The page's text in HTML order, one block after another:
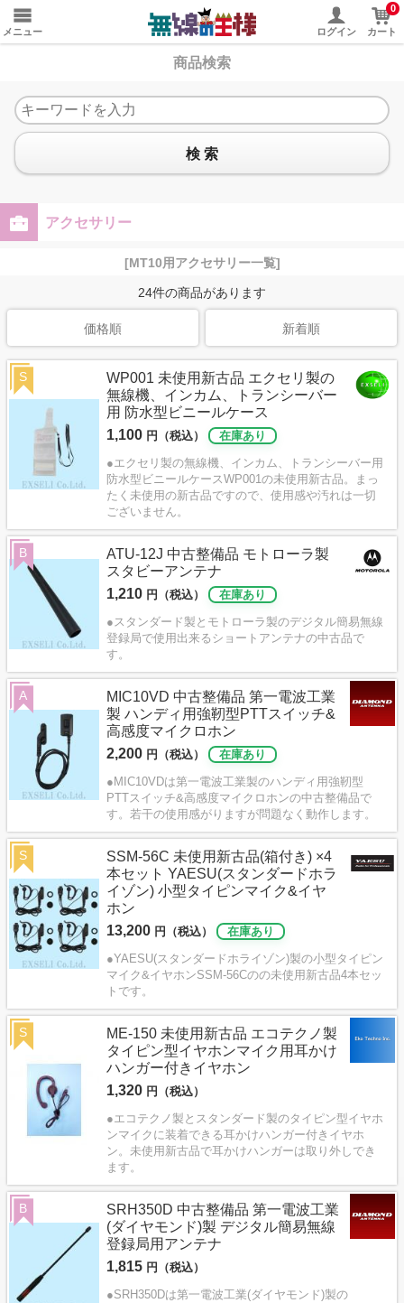
メニュー ログイン
0
カート
商品検索
検 索
アクセサリー
[MT10用アクセサリー一覧]
24件の商品があります
価格順 新着順
WP001 未使用新古品 エクセリ製の
無線機、インカム、トランシーバー
用 防水型ビニールケース
1,100 円（税込）
在庫あり
●エクセリ製の無線機、インカム、トランシーバー用
防水型ビニールケースWP001の未使用新古品。まっ
たく未使用の新古品ですので、使用感や汚れは一切
ございません。
S
ATU-12J 中古整備品 モトローラ製
スタビーアンテナ
1,210 円（税込）
在庫あり
●スタンダード製とモトローラ製のデジタル簡易無線
登録局で使用出来るショートアンテナの中古品で
す。
B
MIC10VD 中古整備品 第一電波工業
製 ハンディ用強靭型PTTスイッチ&
高感度マイクロホン
2,200 円（税込）
在庫あり
●MIC10VDは第一電波工業製のハンディ用強靭型
PTTスイッチ&高感度マイクロホンの中古整備品で
す。若干の使用感がりますが問題なく動作します。
A
SSM-56C 未使用新古品(箱付き) ×4
本セット YAESU(スタンダードホラ
イゾン) 小型タイピンマイク&イヤ
ホン
13,200 円（税込）
在庫あり
●YAESU(スタンダードホライゾン)製の小型タイピン
マイク&イヤホンSSM-56Cのの未使用新古品4本セッ
トです。
S
ME-150 未使用新古品 エコテクノ製
タイピン型イヤホンマイク用耳かけ
ハンガー付きイヤホン
1,320 円（税込）
●エコテクノ製とスタンダード製のタイピン型イヤホ
ンマイクに装着できる耳かけハンガー付きイヤホ
ン。未使用新古品で耳かけハンガーは取り外しでき
ます。
S
SRH350D 中古整備品 第一電波工業
(ダイヤモンド)製 デジタル簡易無線
登録局用アンテナ
1,815 円（税込）
●SRH350Dは第一電波工業(ダイヤモンド)製の
B